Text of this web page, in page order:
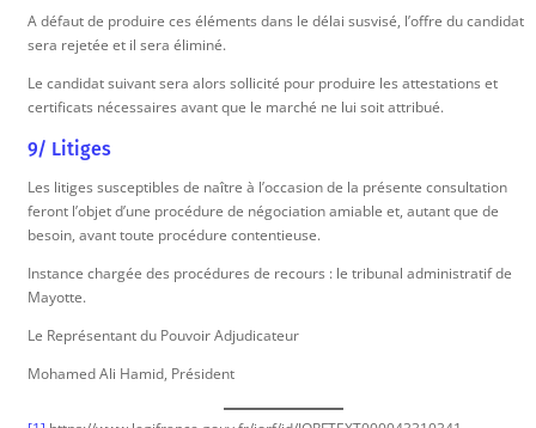
A défaut de produire ces éléments dans le délai susvisé, l’offre du candidat
sera rejetée et il sera éliminé.
Le candidat suivant sera alors sollicité pour produire les attestations et
certificats nécessaires avant que le marché ne lui soit attribué.
9/ Litiges
Les litiges susceptibles de naître à l’occasion de la présente consultation
feront l’objet d’une procédure de négociation amiable et, autant que de
besoin, avant toute procédure contentieuse.
Instance chargée des procédures de recours : le tribunal administratif de
Mayotte.
Le Représentant du Pouvoir Adjudicateur
Mohamed Ali Hamid, Président